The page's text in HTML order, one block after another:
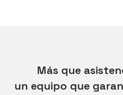
Más que
un equipo que